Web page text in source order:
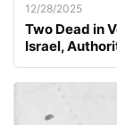
12/28/2025
Two Dead in
Israel,